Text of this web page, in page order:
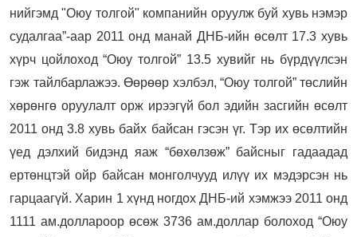
нийгэмд "Оюу толгой" компанийн оруулж буй хувь нэмэр
судалгаа”-аар 2011 онд манай ДНБ-ийн өсөлт 17.3 хувь
хүрч цойлоход “Оюу толгой” 13.5 хувийг нь бүрдүүлсэн
гэж тайлбарлажээ. Өөрөөр хэлбэл, “Оюу толгой” төслийн
хөрөнгө оруулалт орж ирээгүй бол эдийн засгийн өсөлт
2011 онд 3.8 хувь байх байсан гэсэн үг. Тэр их өсөлтийн
үед дэлхий бидэнд яаж “бөхөлзөж” байсныг гадаадад
ертөнцтэй ойр байсан монголчууд илүү их мэдэрсэн нь
гарцаагүй. Харин 1 хүнд ногдох ДНБ-ий хэмжээ 2011 онд
1111 ам.доллароор өсөж 3736 ам.доллар болоход “Оюу